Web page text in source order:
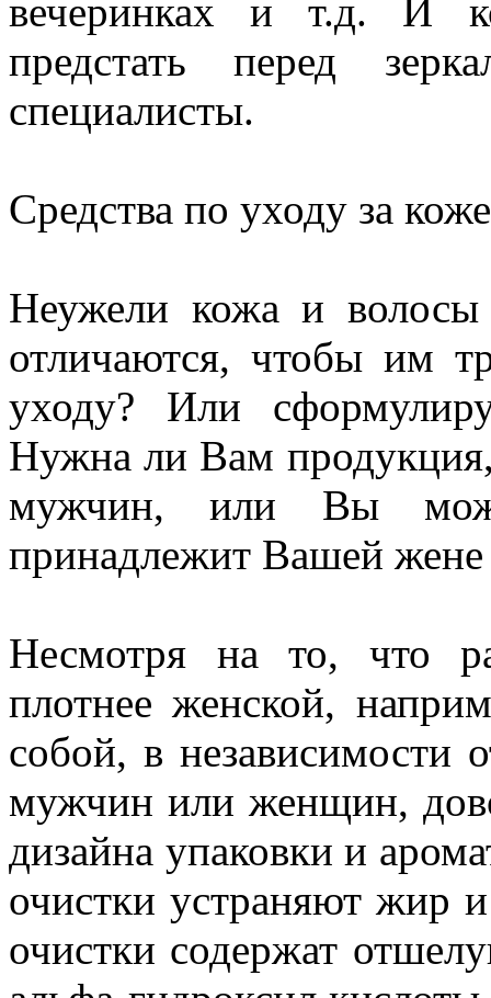
вечеринках и т.д. И
предстать перед
специалисты.
Средства по уходу за
Неужели кожа и
отличаются, чтобы им
уходу? Или
Нужна ли Вам продукция,
мужчин, или Вы
принадлежит Вашей
Несмотря на то, что
плотнее женской,
собой, в независимости
мужчин или женщин,
дизайна упаковки и
очистки устраняют жир
очистки содержат